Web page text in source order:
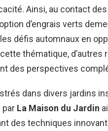
Ainsi, au contact
d’engrais verts
défis automnaux en
thématique, d’autres
des perspectives
dans divers jardins
par La Maison du Jardin
des techniques